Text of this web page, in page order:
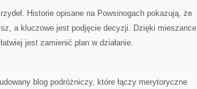
Historie opisane na Powsinogach pokazują, że
a kluczowe jest podjęcie decyzji. Dzięki mieszance
jest zamienić plan w działanie.
blog podróżniczy, które łączy merytoryczne